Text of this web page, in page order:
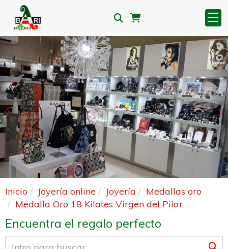
Anterior
Inicio Joyería online Joyería
Medallas oro
Medalla Oro 18 Kilates Virgen del Pilar
Encuentra el regalo perfecto